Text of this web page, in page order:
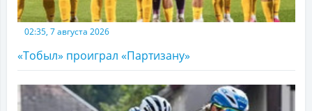
02:35, 7 августа 2026
«Тобыл» проиграл «Партизану»